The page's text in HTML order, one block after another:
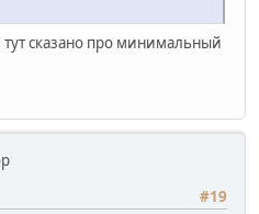
сказано про минимальный
#19